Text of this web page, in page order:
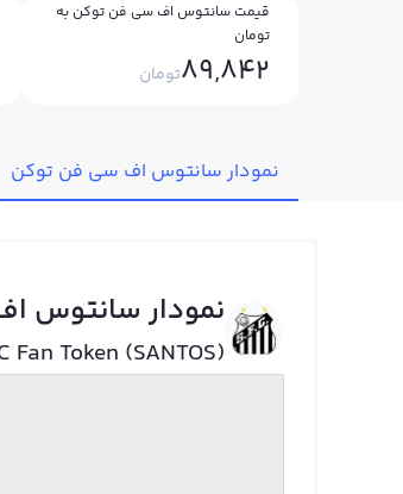
قیمت سانتوس اف سی فن توکن به
تومان
89,842تومان
نمودار سانتوس اف سی فن توکن
نمودار سانتوس
Fan Token (SANTOS)